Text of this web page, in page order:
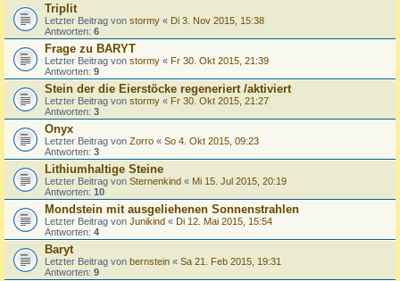
Triplit
Letzter Beitrag von stormy « Di 3. Nov 2015, 15:38
Antworten: 6
Frage zu BARYT
Letzter Beitrag von stormy « Fr 30. Okt 2015, 21:39
Antworten: 9
Stein der die Eierstöcke regeneriert /aktiviert
Letzter Beitrag von stormy « Fr 30. Okt 2015, 21:27
Antworten: 3
Onyx
Letzter Beitrag von Zorro « So 4. Okt 2015, 09:23
Antworten: 3
Lithiumhaltige Steine
Letzter Beitrag von Sternenkind « Mi 15. Jul 2015, 20:19
Antworten: 10
Mondstein mit ausgeliehenen Sonnenstrahlen
Letzter Beitrag von Junikind « Di 12. Mai 2015, 15:54
Antworten: 4
Baryt
Letzter Beitrag von bernstein « Sa 21. Feb 2015, 19:31
Antworten: 9